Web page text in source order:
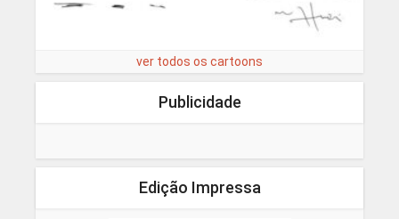
ver todos os cartoons
Publicidade
Edição Impressa